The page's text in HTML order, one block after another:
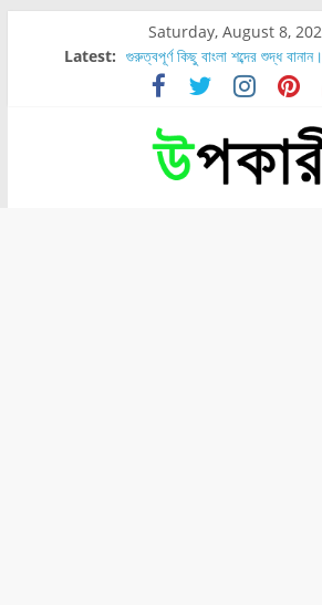
Saturday, August 8,
Latest: গুরুত্বপূর্ণ কিছু বাংলা শব্দের শুদ্ধ বানান।
শরীরের কোন অংশে বেডসোর বেশি হয়?
নাসাল টিউব কতদিন রাখা যায়?
রোগীর পিঠ, কোমর এবং পায়ে বেডসোর
পার্সিমন ফলের স্বাস্থ্য ও পুষ্টি